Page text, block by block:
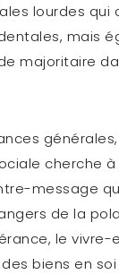
lourdes qui
mais
majoritaire
cherche à
message
de la
le vivre-
biens en